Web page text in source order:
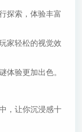
探索，体验丰富
家轻松的视觉效
体验更加出色。
，让你沉浸感十